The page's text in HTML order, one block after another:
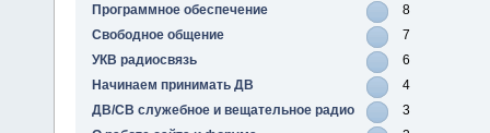
Программное обеспечение
8
Свободное общение
7
УКВ радиосвязь
6
Начинаем принимать ДВ
4
ДВ/СВ служебное и вещательное радио
3